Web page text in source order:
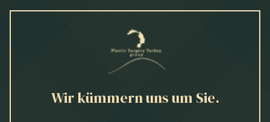
Wir kümmern uns um Sie.